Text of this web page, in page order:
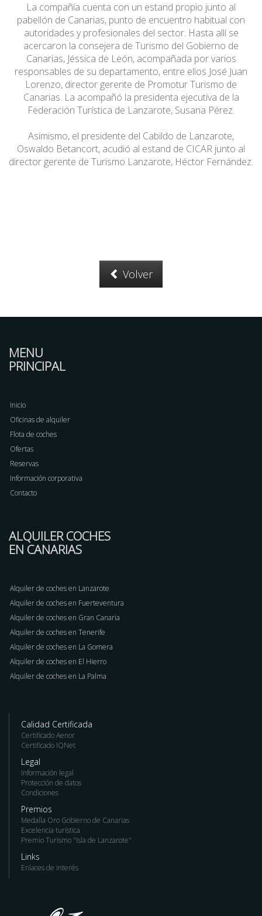
La compañía cuenta con un estand propio junto al
pabellón de Canarias, punto de encuentro habitual con
autoridades y profesionales del sector. Hasta allí se
acercaron la consejera de Turismo del Gobierno de
Canarias, Jéssica de León, acompañada por varios
responsables de su departamento, entre ellos José Juan
Lorenzo, director gerente de Promotur Turismo de
Canarias. La acompañó la presidenta ejecutiva de la
Federación Turística de Lanzarote, Susana Pérez.
Asimismo, el presidente del Cabildo de Lanzarote,
Oswaldo Betancort, acudió al estand de CICAR junto al
director gerente de Turismo Lanzarote, Héctor Fernández.
Volver
MENU
PRINCIPAL
Inicio
Oficinas de alquiler
Flota de coches
Ofertas
Reservas
Información corporativa
Contacto
ALQUILER COCHES
EN CANARIAS
Alquiler de coches en Lanzarote
Alquiler de coches en Fuerteventura
Alquiler de coches en Gran Canaria
Alquiler de coches en Tenerife
Alquiler de coches en La Gomera
Alquiler de coches en El Hierro
Alquiler de coches en La Palma
Calidad Certificada
Certificado Aenor
Certificado IQNet
Legal
Información legal
Protección de datos
Condiciones
Premios
Medalla Oro Gobierno de Canarias
Excelencia turística
Premio Turismo "Isla de Lanzarote"
Links
Enlaces de interés